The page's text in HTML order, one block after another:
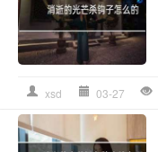
xsd 03-27